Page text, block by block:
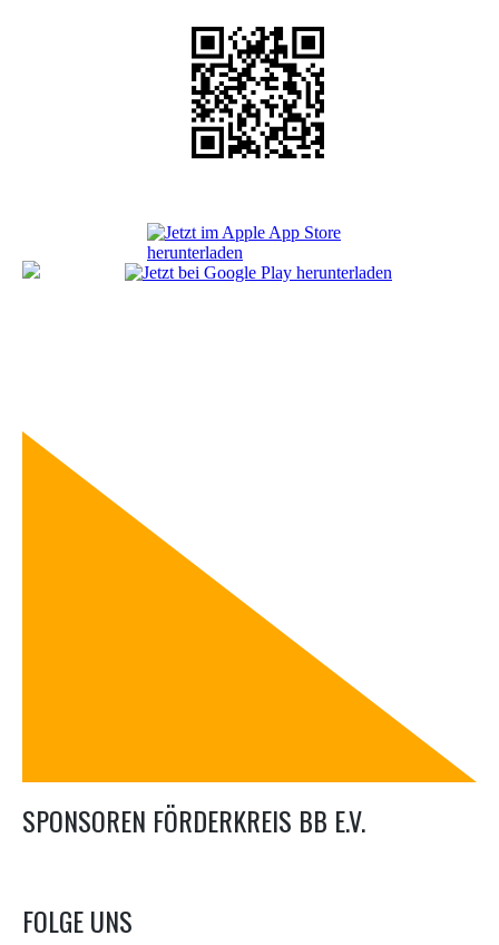
SPONSOREN FÖRDERKREIS BB E.V.
FOLGE UNS